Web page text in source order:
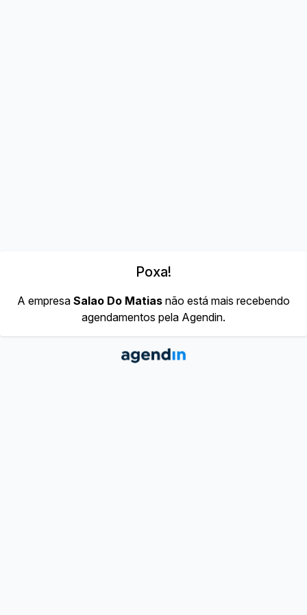
Poxa!
A empresa Salao Do Matias não está mais recebendo
agendamentos pela Agendin.